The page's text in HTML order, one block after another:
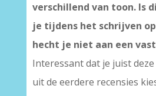
verschillend van toon. Is
je tijdens het schrijven
hecht je niet aan een
Interessant dat je juist
uit de eerdere recensies